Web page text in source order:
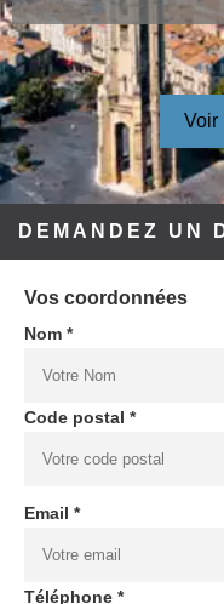
Voir
DEMANDEZ UN
Vos coordonnées
Nom *
Code postal *
Email *
Téléphone *